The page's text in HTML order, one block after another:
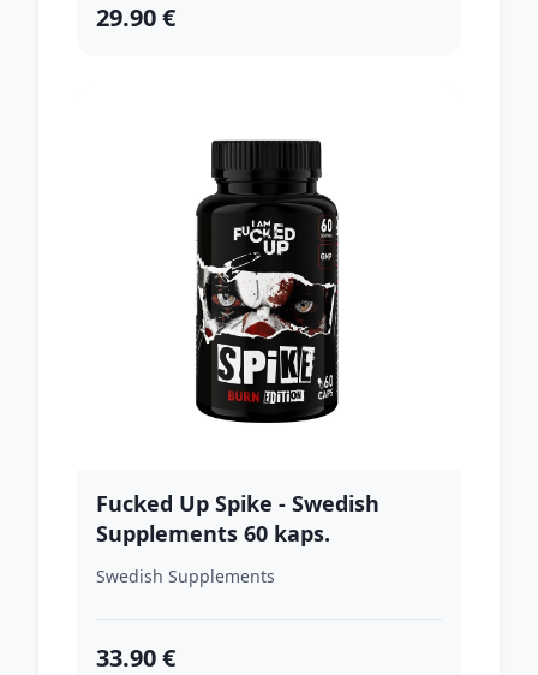
29.90 €
Fucked Up Spike - Swedish
Supplements 60 kaps.
Swedish Supplements
33.90 €